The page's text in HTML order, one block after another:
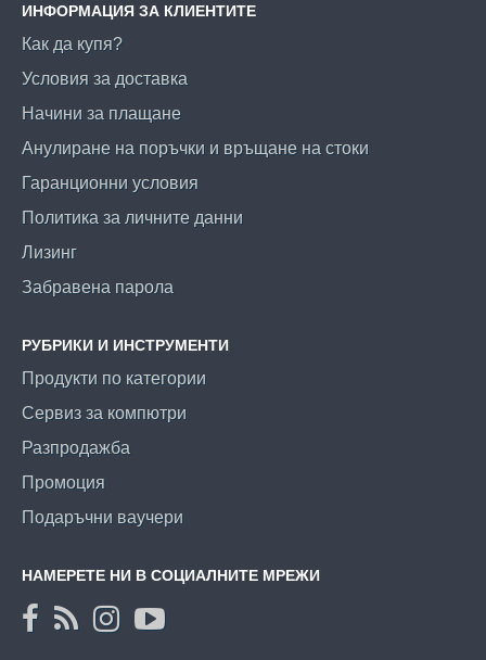
ИНФОРМАЦИЯ ЗА КЛИЕНТИТЕ
Как да купя?
Условия за доставка
Начини за плащане
Анулиране на поръчки и връщане на стоки
Гаранционни условия
Политика за личните данни
Лизинг
Забравена парола
РУБРИКИ И ИНСТРУМЕНТИ
Продукти по категории
Сервиз за компютри
Разпродажба
Промоция
Подаръчни ваучери
НАМЕРЕТЕ НИ В СОЦИАЛНИТЕ МРЕЖИ